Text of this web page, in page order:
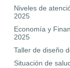
Niveles de
2025
Economía y
2025
Taller de diseño
Situación de